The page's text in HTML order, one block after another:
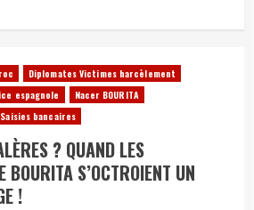
Diplomates Victimes harcèlement
espagnole
Nacer BOURITA
Saisies bancaires
? QUAND LES
S’OCTROIENT UN
!